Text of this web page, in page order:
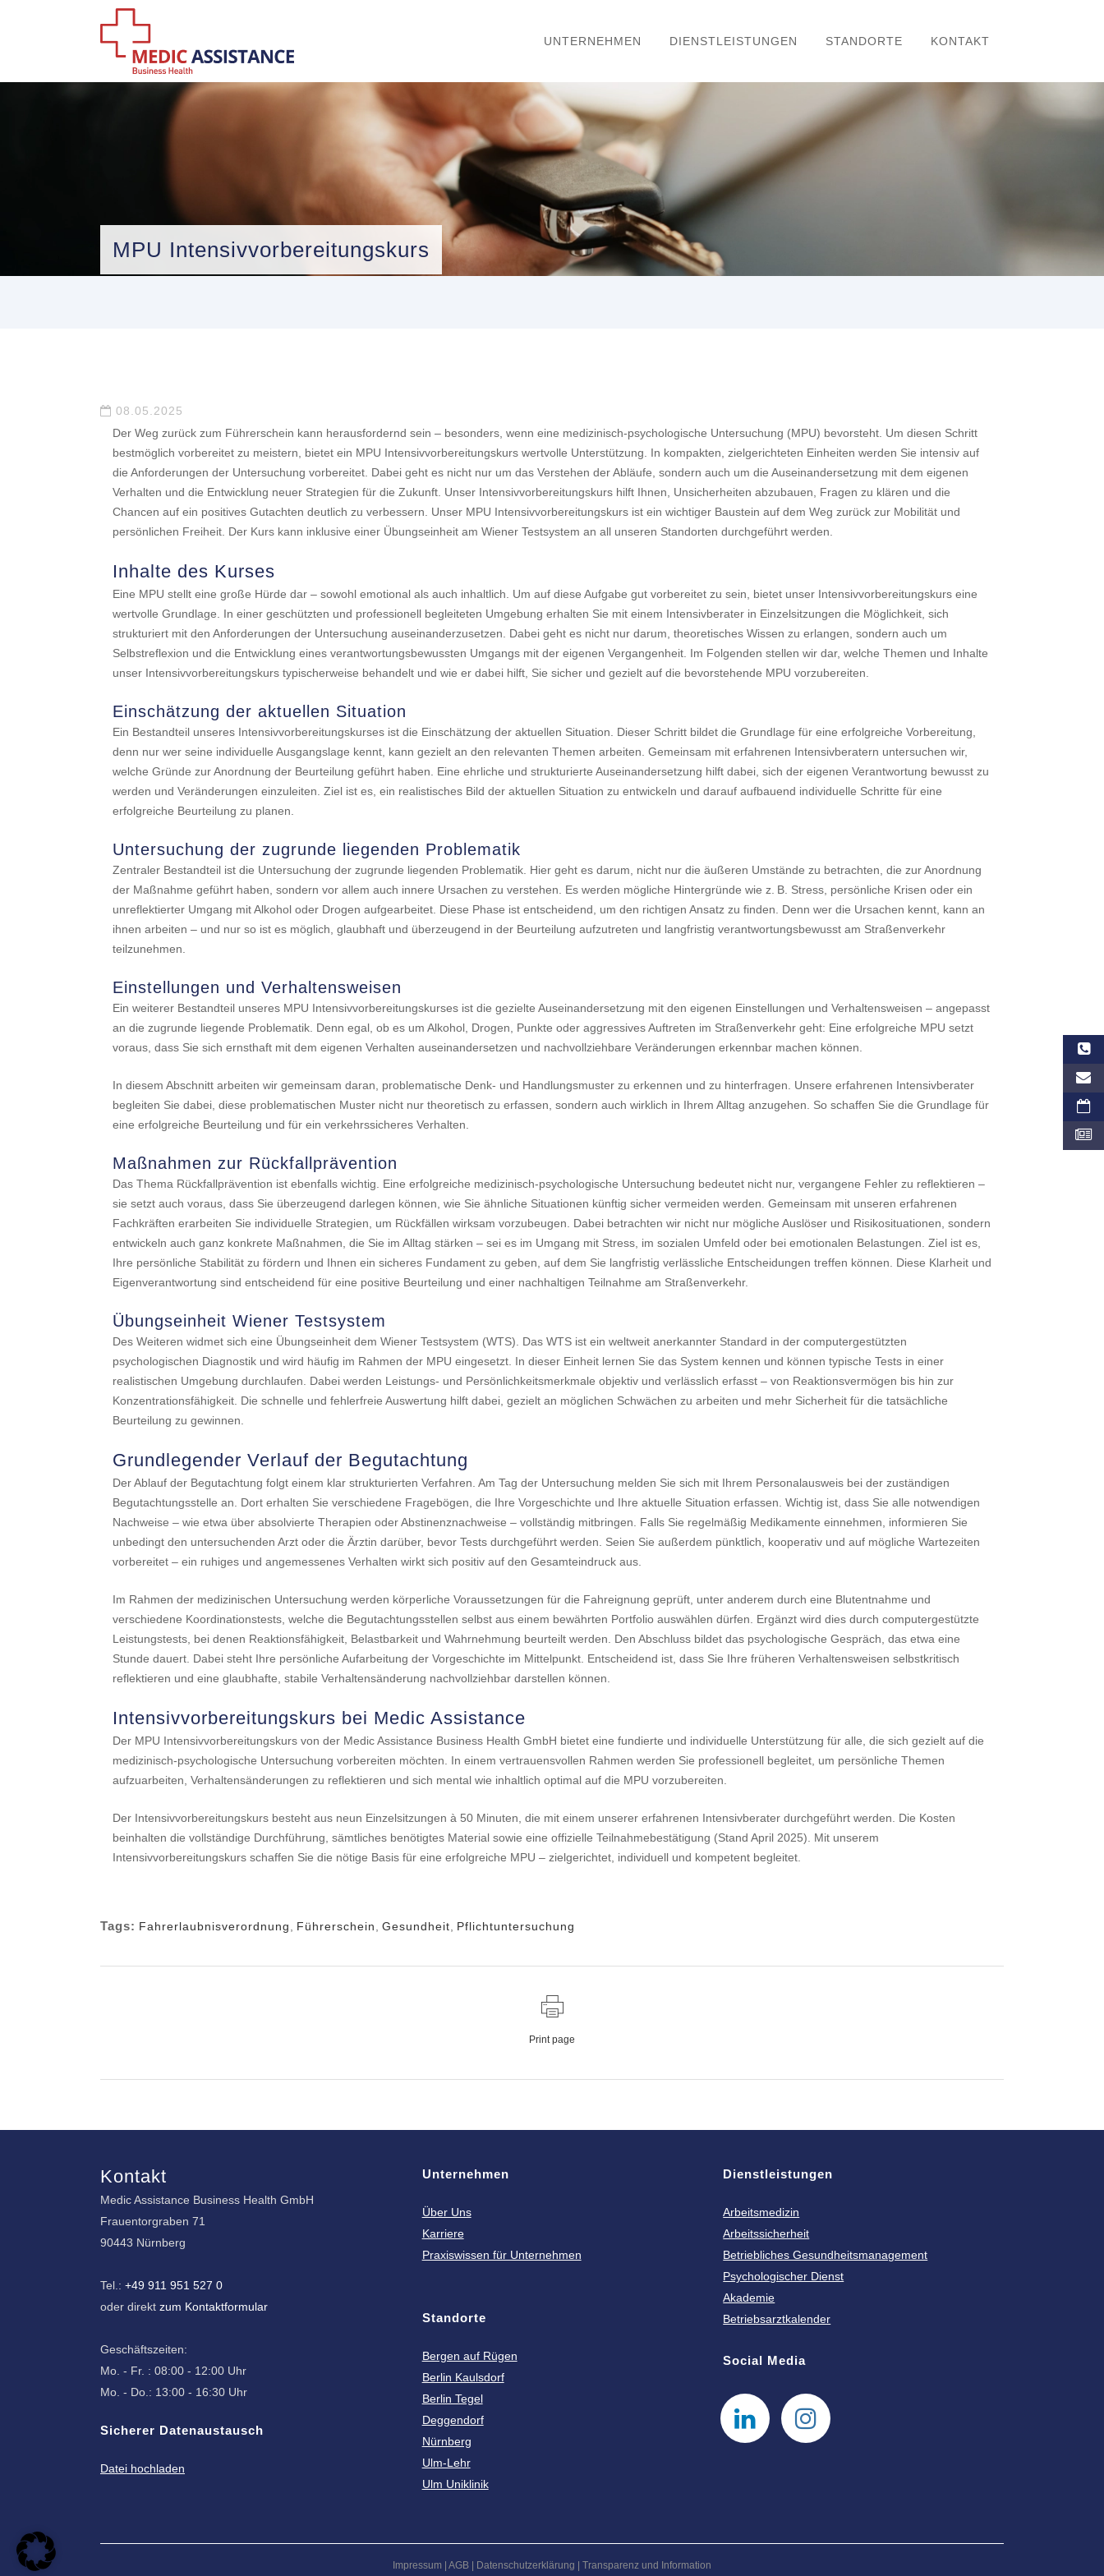
UNTERNEHMEN DIENSTLEISTUNGEN STANDORTE KONTAKT
MPU Intensivvorbereitungskurs
08.05.2025
Der Weg zurück zum Führerschein kann herausfordernd sein – besonders, wenn eine medizinisch-psychologische Untersuchung (MPU) bevorsteht. Um diesen Schritt
bestmöglich vorbereitet zu meistern, bietet ein MPU Intensivvorbereitungskurs wertvolle Unterstützung. In kompakten, zielgerichteten Einheiten werden Sie intensiv auf
die Anforderungen der Untersuchung vorbereitet. Dabei geht es nicht nur um das Verstehen der Abläufe, sondern auch um die Auseinandersetzung mit dem eigenen
Verhalten und die Entwicklung neuer Strategien für die Zukunft. Unser Intensivvorbereitungskurs hilft Ihnen, Unsicherheiten abzubauen, Fragen zu klären und die
Chancen auf ein positives Gutachten deutlich zu verbessern. Unser MPU Intensivvorbereitungskurs ist ein wichtiger Baustein auf dem Weg zurück zur Mobilität und
persönlichen Freiheit. Der Kurs kann inklusive einer Übungseinheit am Wiener Testsystem an all unseren Standorten durchgeführt werden.
Inhalte des Kurses
Eine MPU stellt eine große Hürde dar – sowohl emotional als auch inhaltlich. Um auf diese Aufgabe gut vorbereitet zu sein, bietet unser Intensivvorbereitungskurs eine
wertvolle Grundlage. In einer geschützten und professionell begleiteten Umgebung erhalten Sie mit einem Intensivberater in Einzelsitzungen die Möglichkeit, sich
strukturiert mit den Anforderungen der Untersuchung auseinanderzusetzen. Dabei geht es nicht nur darum, theoretisches Wissen zu erlangen, sondern auch um
Selbstreflexion und die Entwicklung eines verantwortungsbewussten Umgangs mit der eigenen Vergangenheit. Im Folgenden stellen wir dar, welche Themen und Inhalte
unser Intensivvorbereitungskurs typischerweise behandelt und wie er dabei hilft, Sie sicher und gezielt auf die bevorstehende MPU vorzubereiten.
Einschätzung der aktuellen Situation
Ein Bestandteil unseres Intensivvorbereitungskurses ist die Einschätzung der aktuellen Situation. Dieser Schritt bildet die Grundlage für eine erfolgreiche Vorbereitung,
denn nur wer seine individuelle Ausgangslage kennt, kann gezielt an den relevanten Themen arbeiten. Gemeinsam mit erfahrenen Intensivberatern untersuchen wir,
welche Gründe zur Anordnung der Beurteilung geführt haben. Eine ehrliche und strukturierte Auseinandersetzung hilft dabei, sich der eigenen Verantwortung bewusst zu
werden und Veränderungen einzuleiten. Ziel ist es, ein realistisches Bild der aktuellen Situation zu entwickeln und darauf aufbauend individuelle Schritte für eine
erfolgreiche Beurteilung zu planen.
Untersuchung der zugrunde liegenden Problematik
Zentraler Bestandteil ist die Untersuchung der zugrunde liegenden Problematik. Hier geht es darum, nicht nur die äußeren Umstände zu betrachten, die zur Anordnung
der Maßnahme geführt haben, sondern vor allem auch innere Ursachen zu verstehen. Es werden mögliche Hintergründe wie z. B. Stress, persönliche Krisen oder ein
unreflektierter Umgang mit Alkohol oder Drogen aufgearbeitet. Diese Phase ist entscheidend, um den richtigen Ansatz zu finden. Denn wer die Ursachen kennt, kann an
ihnen arbeiten – und nur so ist es möglich, glaubhaft und überzeugend in der Beurteilung aufzutreten und langfristig verantwortungsbewusst am Straßenverkehr
teilzunehmen.
Einstellungen und Verhaltensweisen
Ein weiterer Bestandteil unseres MPU Intensivvorbereitungskurses ist die gezielte Auseinandersetzung mit den eigenen Einstellungen und Verhaltensweisen – angepasst
an die zugrunde liegende Problematik. Denn egal, ob es um Alkohol, Drogen, Punkte oder aggressives Auftreten im Straßenverkehr geht: Eine erfolgreiche MPU setzt
voraus, dass Sie sich ernsthaft mit dem eigenen Verhalten auseinandersetzen und nachvollziehbare Veränderungen erkennbar machen können.
In diesem Abschnitt arbeiten wir gemeinsam daran, problematische Denk- und Handlungsmuster zu erkennen und zu hinterfragen. Unsere erfahrenen Intensivberater
begleiten Sie dabei, diese problematischen Muster nicht nur theoretisch zu erfassen, sondern auch wirklich in Ihrem Alltag anzugehen. So schaffen Sie die Grundlage für
eine erfolgreiche Beurteilung und für ein verkehrssicheres Verhalten.
Maßnahmen zur Rückfallprävention
Das Thema Rückfallprävention ist ebenfalls wichtig. Eine erfolgreiche medizinisch-psychologische Untersuchung bedeutet nicht nur, vergangene Fehler zu reflektieren –
sie setzt auch voraus, dass Sie überzeugend darlegen können, wie Sie ähnliche Situationen künftig sicher vermeiden werden. Gemeinsam mit unseren erfahrenen
Fachkräften erarbeiten Sie individuelle Strategien, um Rückfällen wirksam vorzubeugen. Dabei betrachten wir nicht nur mögliche Auslöser und Risikosituationen, sondern
entwickeln auch ganz konkrete Maßnahmen, die Sie im Alltag stärken – sei es im Umgang mit Stress, im sozialen Umfeld oder bei emotionalen Belastungen. Ziel ist es,
Ihre persönliche Stabilität zu fördern und Ihnen ein sicheres Fundament zu geben, auf dem Sie langfristig verlässliche Entscheidungen treffen können. Diese Klarheit und
Eigenverantwortung sind entscheidend für eine positive Beurteilung und einer nachhaltigen Teilnahme am Straßenverkehr.
Übungseinheit Wiener Testsystem
Des Weiteren widmet sich eine Übungseinheit dem Wiener Testsystem (WTS). Das WTS ist ein weltweit anerkannter Standard in der computergestützten
psychologischen Diagnostik und wird häufig im Rahmen der MPU eingesetzt. In dieser Einheit lernen Sie das System kennen und können typische Tests in einer
realistischen Umgebung durchlaufen. Dabei werden Leistungs- und Persönlichkeitsmerkmale objektiv und verlässlich erfasst – von Reaktionsvermögen bis hin zur
Konzentrationsfähigkeit. Die schnelle und fehlerfreie Auswertung hilft dabei, gezielt an möglichen Schwächen zu arbeiten und mehr Sicherheit für die tatsächliche
Beurteilung zu gewinnen.
Grundlegender Verlauf der Begutachtung
Der Ablauf der Begutachtung folgt einem klar strukturierten Verfahren. Am Tag der Untersuchung melden Sie sich mit Ihrem Personalausweis bei der zuständigen
Begutachtungsstelle an. Dort erhalten Sie verschiedene Fragebögen, die Ihre Vorgeschichte und Ihre aktuelle Situation erfassen. Wichtig ist, dass Sie alle notwendigen
Nachweise – wie etwa über absolvierte Therapien oder Abstinenznachweise – vollständig mitbringen. Falls Sie regelmäßig Medikamente einnehmen, informieren Sie
unbedingt den untersuchenden Arzt oder die Ärztin darüber, bevor Tests durchgeführt werden. Seien Sie außerdem pünktlich, kooperativ und auf mögliche Wartezeiten
vorbereitet – ein ruhiges und angemessenes Verhalten wirkt sich positiv auf den Gesamteindruck aus.
Im Rahmen der medizinischen Untersuchung werden körperliche Voraussetzungen für die Fahreignung geprüft, unter anderem durch eine Blutentnahme und
verschiedene Koordinationstests, welche die Begutachtungsstellen selbst aus einem bewährten Portfolio auswählen dürfen. Ergänzt wird dies durch computergestützte
Leistungstests, bei denen Reaktionsfähigkeit, Belastbarkeit und Wahrnehmung beurteilt werden. Den Abschluss bildet das psychologische Gespräch, das etwa eine
Stunde dauert. Dabei steht Ihre persönliche Aufarbeitung der Vorgeschichte im Mittelpunkt. Entscheidend ist, dass Sie Ihre früheren Verhaltensweisen selbstkritisch
reflektieren und eine glaubhafte, stabile Verhaltensänderung nachvollziehbar darstellen können.
Intensivvorbereitungskurs bei Medic Assistance
Der MPU Intensivvorbereitungskurs von der Medic Assistance Business Health GmbH bietet eine fundierte und individuelle Unterstützung für alle, die sich gezielt auf die
medizinisch-psychologische Untersuchung vorbereiten möchten. In einem vertrauensvollen Rahmen werden Sie professionell begleitet, um persönliche Themen
aufzuarbeiten, Verhaltensänderungen zu reflektieren und sich mental wie inhaltlich optimal auf die MPU vorzubereiten.
Der Intensivvorbereitungskurs besteht aus neun Einzelsitzungen à 50 Minuten, die mit einem unserer erfahrenen Intensivberater durchgeführt werden. Die Kosten
beinhalten die vollständige Durchführung, sämtliches benötigtes Material sowie eine offizielle Teilnahmebestätigung (Stand April 2025). Mit unserem
Intensivvorbereitungskurs schaffen Sie die nötige Basis für eine erfolgreiche MPU – zielgerichtet, individuell und kompetent begleitet.
Tags: Fahrerlaubnisverordnung Führerschein Gesundheit Pflichtuntersuchung
Print page
Kontakt
Medic Assistance Business Health GmbH
Frauentorgraben 71
90443 Nürnberg
Tel.: +49 911 951 527 0
oder direkt zum Kontaktformular
Geschäftszeiten:
Mo. - Fr. : 08:00 - 12:00 Uhr
Mo. - Do.: 13:00 - 16:30 Uhr
Sicherer Datenaustausch
Datei hochladen
Unternehmen
Über Uns
Karriere
Praxiswissen für Unternehmen
Standorte
Bergen auf Rügen
Berlin Kaulsdorf
Berlin Tegel
Deggendorf
Nürnberg
Ulm-Lehr
Ulm Uniklinik
Dienstleistungen
Arbeitsmedizin
Arbeitssicherheit
Betriebliches Gesundheitsmanagement
Psychologischer Dienst
Akademie
Betriebsarztkalender
Social Media
Impressum AGB Datenschutzerklärung Transparenz und Information